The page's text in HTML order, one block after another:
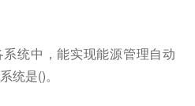
统中，能实现能源管理自动
统是()。